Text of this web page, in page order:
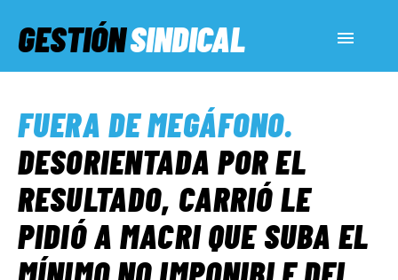
GESTIÓNSINDICAL
SERVICIOS SOCIALES
INFORMES ESPECIALES
FUERA DE MEGÁFONO.
DESORIENTADA POR EL
RESULTADO, CARRIÓ LE
PIDIÓ A MACRI QUE SUBA EL